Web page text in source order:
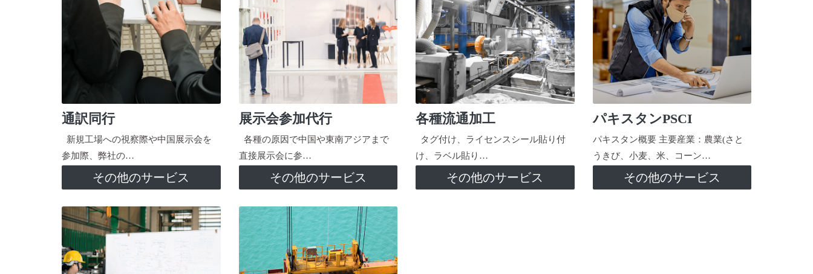
通訳同行
新規工場への視察際や中国展示会を
参加際、弊社の…
その他のサービス
展示会参加代行
各種の原因で中国や東南アジアまで
直接展示会に参…
その他のサービス
各種流通加工
タグ付け、ライセンスシール貼り付
け、ラベル貼り…
その他のサービス
パキスタンPSCI
パキスタン概要 主要産業：農業(さと
うきび、小麦、米、コーン…
その他のサービス